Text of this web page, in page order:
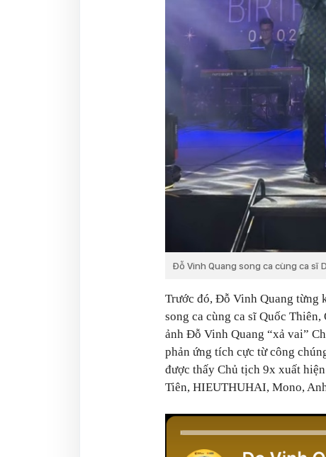
Đỗ Vinh Quang song ca cùng ca
Trước đó, Đỗ Vinh Quang từng
song ca cùng ca sĩ Quốc
ảnh Đỗ Vinh Quang “xả vai”
phản ứng tích cực từ công
được thấy Chủ tịch 9x xuất
Tiên, HIEUTHUHAI, Mono,